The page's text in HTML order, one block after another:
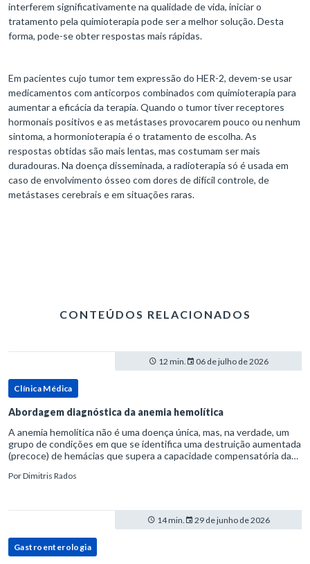
interferem significativamente na qualidade de vida, iniciar o
tratamento pela quimioterapia pode ser a melhor solução. Desta
forma, pode-se obter respostas mais rápidas.
Em pacientes cujo tumor tem expressão do HER-2, devem-se usar
medicamentos com anticorpos combinados com quimioterapia para
aumentar a eficácia da terapia. Quando o tumor tiver receptores
hormonais positivos e as metástases provocarem pouco ou nenhum
sintoma, a hormonioterapia é o tratamento de escolha. As
respostas obtidas são mais lentas, mas costumam ser mais
duradouras. Na doença disseminada, a radioterapia só é usada em
caso de envolvimento ósseo com dores de difícil controle, de
metástases cerebrais e em situações raras.
CONTEÚDOS RELACIONADOS
12 min. 06 de julho de 2026
Clínica Médica
Abordagem diagnóstica da anemia hemolítica
A anemia hemolítica não é uma doença única, mas, na verdade, um
grupo de condições em que se identifica uma destruição aumentada
(precoce) de hemácias que supera a capacidade compensatória da
PorDimitris Rados
14 min. 29 de junho de 2026
Gastroenterologia